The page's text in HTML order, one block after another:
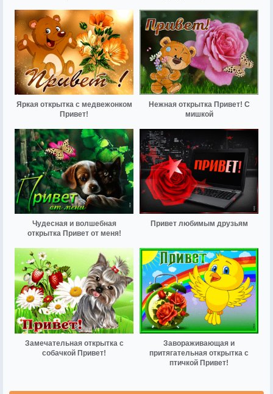
Яркая открытка с медвежонком
Привет!
Нежная открытка Привет! С
мишкой
Чудесная и волшебная
открытка Привет от меня!
Привет любимым друзьям
Замечательная открытка с
собачкой Привет!
Завораживающая и
притягательная открытка с
птичкой Привет!